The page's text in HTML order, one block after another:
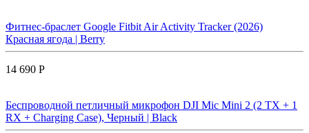
Фитнес-браслет Google Fitbit Air Activity Tracker (2026)
Красная ягода | Berry
14 690 Р
Беспроводной петличный микрофон DJI Mic Mini 2 (2 TX + 1
RX + Charging Case), Черный | Black